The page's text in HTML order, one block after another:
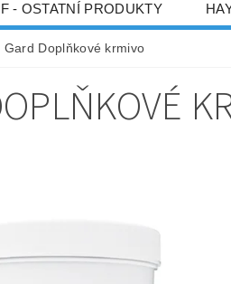
- OSTATNÍ PRODUKTY
Gard Doplňkové krmivo